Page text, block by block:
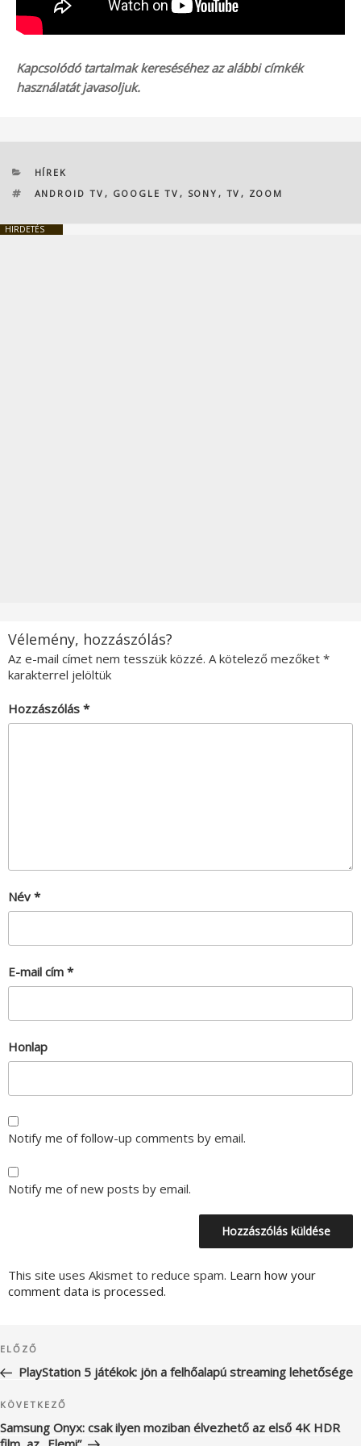
Kapcsolódó tartalmak kereséséhez az alábbi címkék
használatát javasoljuk.
KATEGÓRIÁK
HÍREK
CÍMKÉK
ANDROID TV , GOOGLE TV , SONY , TV , ZOOM
HIRDETÉS
Vélemény, hozzászólás?
Az e-mail címet nem tesszük közzé. A kötelező mezőket *
karakterrel jelöltük
Hozzászólás *
Név *
E-mail cím *
Honlap
Notify me of follow-up comments by email.
Notify me of new posts by email.
This site uses Akismet to reduce spam. Learn how your
comment data is processed.
navigáció
Korábbi
bejegyzés
ELŐZŐ
PlayStation 5 játékok: jön a felhőalapú streaming lehetősége
Következő
bejegyzés
KÖVETKEZŐ
Samsung Onyx: csak ilyen moziban élvezhető az első 4K HDR